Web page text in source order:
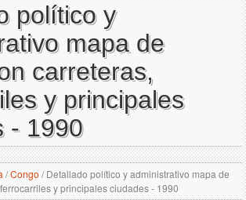
político y
mapa de
carreteras,
y principales
- 1990
/Congo /Detallado político y administrativo mapa de
y principales ciudades - 1990